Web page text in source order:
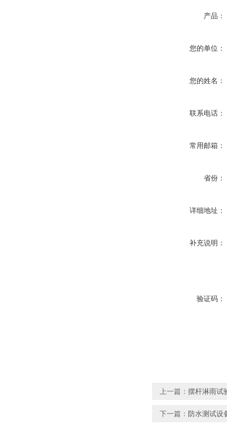
产品：
您的单位：
您的姓名：
联系电话：
常用邮箱：
省份：
详细地址：
补充说明：
验证码：
上一篇： 摆杆淋雨试
下一篇： 防水测试设